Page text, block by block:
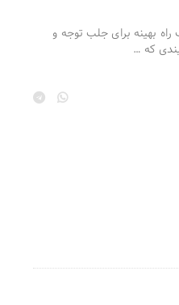
راه بهینه برای جلب توجه و
که …